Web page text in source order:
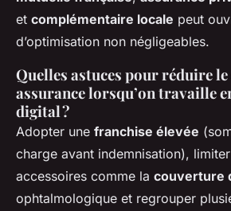
et complémentaire locale peut
d’optimisation non négligeables.
Quelles astuces pour réduire le
assurance lorsqu’on travaille
digital ?
Adopter une franchise élevée
charge avant indemnisation),
accessoires comme la couverture
ophtalmologique et regrouper